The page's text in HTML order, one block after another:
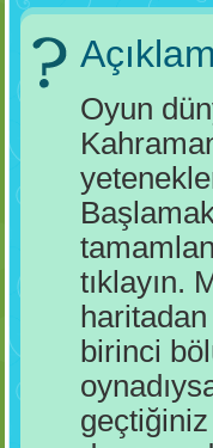
Oyun
tıklayın.
birinci